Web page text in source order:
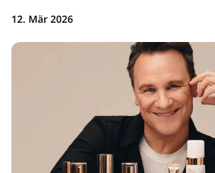
12. Mär 2026